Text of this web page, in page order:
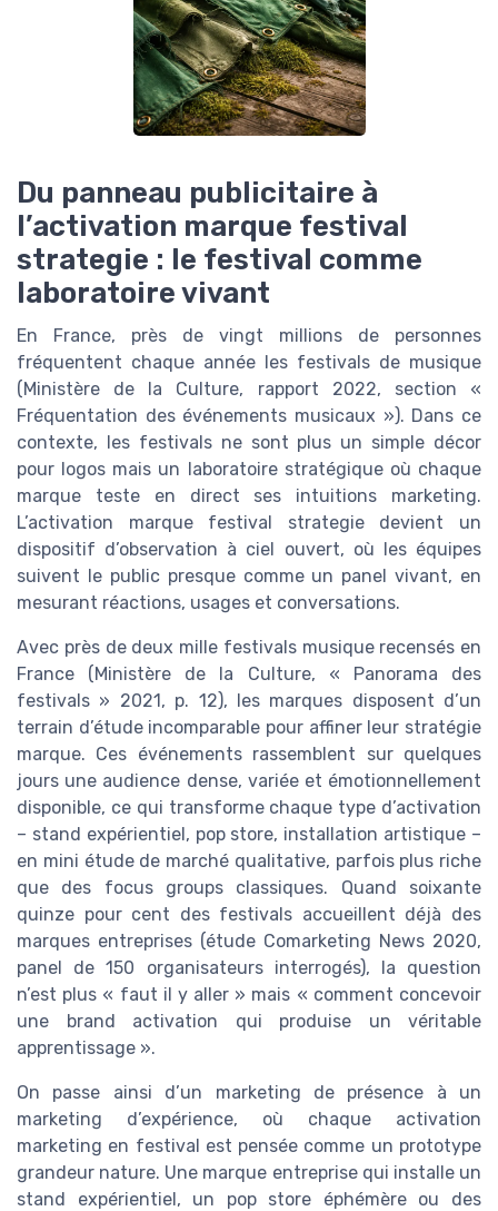
Du panneau publicitaire à
l’activation marque festival
strategie : le festival comme
laboratoire vivant
En France, près de vingt millions de personnes
fréquentent chaque année les festivals de musique
(Ministère de la Culture, rapport 2022, section «
Fréquentation des événements musicaux »). Dans ce
contexte, les festivals ne sont plus un simple décor
pour logos mais un laboratoire stratégique où chaque
marque teste en direct ses intuitions marketing.
L’activation marque festival strategie devient un
dispositif d’observation à ciel ouvert, où les équipes
suivent le public presque comme un panel vivant, en
mesurant réactions, usages et conversations.
Avec près de deux mille festivals musique recensés en
France (Ministère de la Culture, « Panorama des
festivals » 2021, p. 12), les marques disposent d’un
terrain d’étude incomparable pour affiner leur stratégie
marque. Ces événements rassemblent sur quelques
jours une audience dense, variée et émotionnellement
disponible, ce qui transforme chaque type d’activation
– stand expérientiel, pop store, installation artistique –
en mini étude de marché qualitative, parfois plus riche
que des focus groups classiques. Quand soixante
quinze pour cent des festivals accueillent déjà des
marques entreprises (étude Comarketing News 2020,
panel de 150 organisateurs interrogés), la question
n’est plus « faut il y aller » mais « comment concevoir
une brand activation qui produise un véritable
apprentissage ».
On passe ainsi d’un marketing de présence à un
marketing d’expérience, où chaque activation
marketing en festival est pensée comme un prototype
grandeur nature. Une marque entreprise qui installe un
stand expérientiel, un pop store éphémère ou des